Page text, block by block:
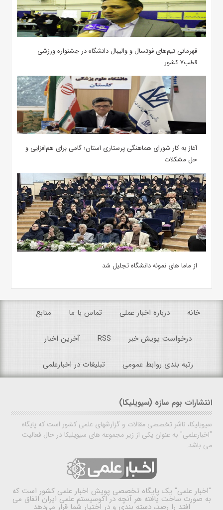
قهرمانی تیم‌های فوتسال و والیبال دانشگاه در جشنواره ورزشی
قطب۷ کشور
آغاز به کار شورای هماهنگی پرستاری استان؛ گامی برای هم‌افزایی و
حل مشکلات
از ماما های نمونه دانشگاه تجلیل شد
خانه درباره اخبار عملی تماس با ما منابع
درخواست پویش خبر RSS آخرین اخبار
رتبه بندی روابط عمومی تبلیغات در اخبارعلمی
انتشارات بوم سازه (سیویلیکا)
سیویلیکا، ناشر تخصصی مقالات و گزارشهای علمی کشور است که پایگاه
"اخبارعلمی" به عنوان یکی از زیر مجموعه های سیویلیکا در حال فعالیت
می باشد.
"اخبار علمی" یک پایگاه تخصصی پویش اخبار علمی کشور است که
به صورت ساخت یافته هر آنچه در اکوسیستم علمی ایران اتفاق می
افتد را رصد، دسته بندی و در اختیار شما قرار می‌دهد